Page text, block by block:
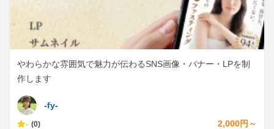
やわらかな雰囲気で魅力が伝わるSNS画像・バナー・LPを制
作します
-fy-
- (0) 2,000円～